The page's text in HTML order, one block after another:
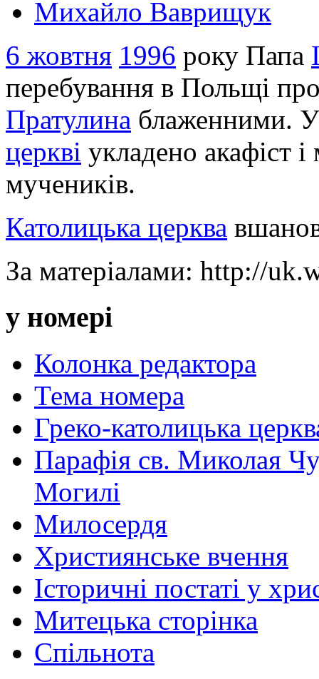
Михайло Ваврищук
6 жовтня 1996 року Папа
перебування в Польщі
Пратулина блаженними.
церкві укладено акафіст
мучеників.
Католицька церква
За матеріалами: http://
у номері
Колонка редактора
Тема номера
Греко-католицька
Парафія св. Миколая
Могилі
Милосердя
Християнське вчення
Історичні постаті у
Митецька сторінка
Спільнота